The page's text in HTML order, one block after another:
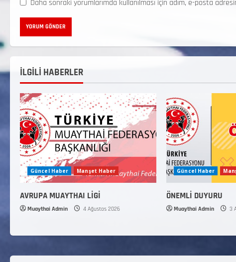
Daha sonraki yorumlarımda kullanılması için adım, e-posta
İLGİLİ HABERLER
Güncel Haber Manşet Haber
AVRUPA MUAYTHAI LİGİ
Muaythai Admin 4 Ağustos 2026
Güncel Haber
ÖNEMLİ DUYURU
Muaythai Admin 3